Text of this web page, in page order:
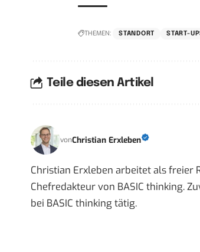
THEMEN: STANDORT START-
Teile diesen Artikel
vonChristian Erxleben
Christian Erxleben arbeitet als freier
Chefredakteur von BASIC thinking.
bei BASIC thinking tätig.